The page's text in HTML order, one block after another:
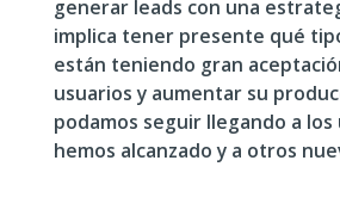
generar leads con una
implica tener presente qué
están teniendo gran
usuarios y aumentar su
podamos seguir llegando a los
hemos alcanzado y a otros